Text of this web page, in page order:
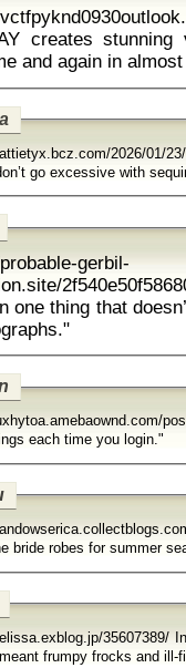
creates
and again in
2026/01/
clothing, don’t go excessive
gerbil-
conflict with the the rest of the group
each time you login."
bride robes for summer
35607389/